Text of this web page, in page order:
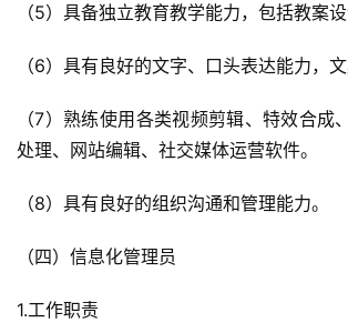
（5）具备独立教育教学能力，包括教案设
（6）具有良好的文字、口头表达能力，文
（7）熟练使用各类视频剪辑、特效合成
处理、网站编辑、社交媒体运营软件。
（8）具有良好的组织沟通和管理能力。
（四）信息化管理员
1.工作职责